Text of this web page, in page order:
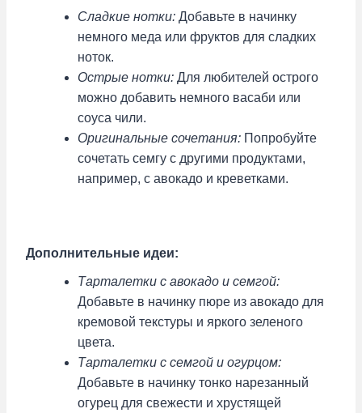
Сладкие нотки: Добавьте в начинку
немного меда или фруктов для сладких
ноток.
Острые нотки: Для любителей острого
можно добавить немного васаби или
соуса чили.
Оригинальные сочетания: Попробуйте
сочетать семгу с другими продуктами,
например, с авокадо и креветками.
Дополнительные идеи:
Тарталетки с авокадо и семгой:
Добавьте в начинку пюре из авокадо для
кремовой текстуры и яркого зеленого
цвета.
Тарталетки с семгой и огурцом:
Добавьте в начинку тонко нарезанный
огурец для свежести и хрустящей